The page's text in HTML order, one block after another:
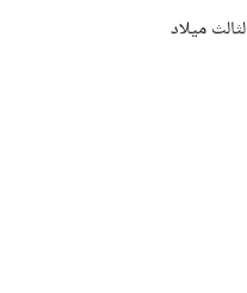
ميلاد